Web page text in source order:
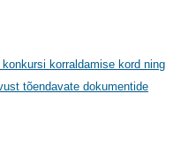
korraldamise kord ning
tõendavate dokumentide